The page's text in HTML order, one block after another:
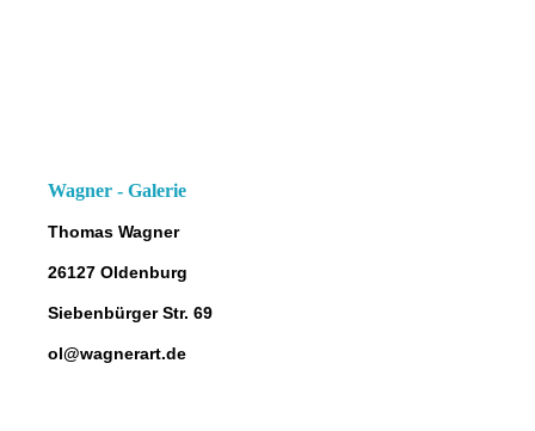
Wagner - Galerie
Thomas Wagner
26127 Oldenburg
Siebenbürger Str. 69
ol@wagnerart.de